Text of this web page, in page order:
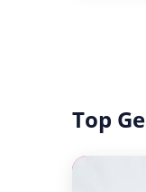
Top